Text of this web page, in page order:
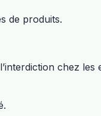
de produits.
chez les